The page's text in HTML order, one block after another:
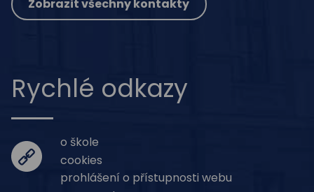
Zobrazit všechny kontakty
Rychlé odkazy
o škole
cookies
prohlášení o přístupnosti webu